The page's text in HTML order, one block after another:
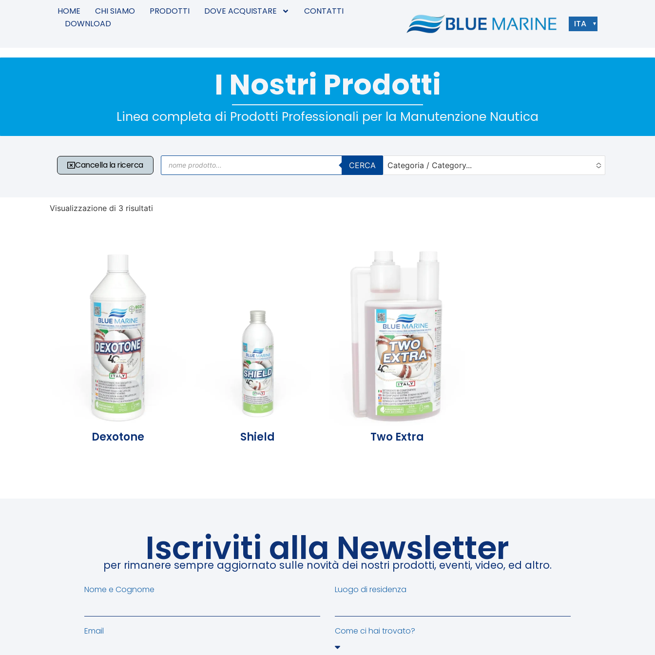
HOME CHI SIAMO PRODOTTI DOVE ACQUISTARE
CONTATTI
DOWNLOAD
ITA ▼
I Nostri Prodotti
Linea completa di Prodotti Professionali per la Manutenzione Nautica
Cancella la ricerca CERCA Categoria / Category...
Visualizzazione di 3 risultati
Dexotone Shield Two Extra
Iscriviti alla Newsletter
per rimanere sempre aggiornato sulle novità dei nostri prodotti, eventi, video, ed altro.
Nome e Cognome Luogo di residenza
Email Come ci hai trovato?